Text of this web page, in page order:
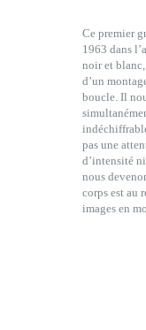
Ce premier
1963 dans
noir et
d’un
boucle. Il
pas une
d’intensité
nous
corps est au
images en